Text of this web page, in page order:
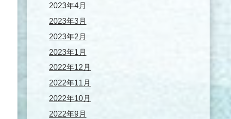
2023年4月
2023年3月
2023年2月
2023年1月
2022年12月
2022年11月
2022年10月
2022年9月